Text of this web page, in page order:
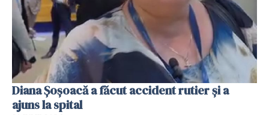
Diana Șoșoacă a făcut accident rutier și a
ajuns la spital